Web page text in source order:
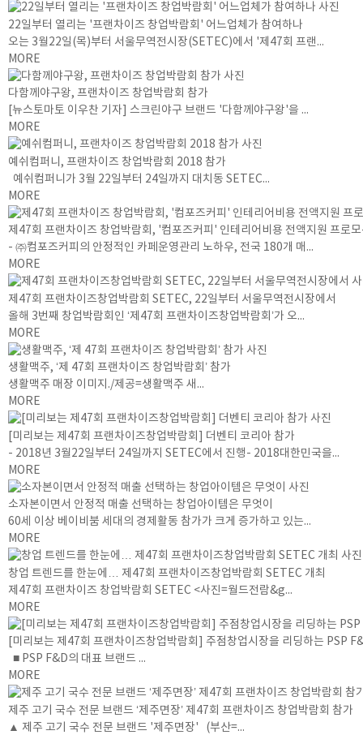
22일부터 열리는 '프랜차이즈 창업박람회' 어느업체가 참여하나
오는 3월22일(목)부터 서울무역전시장(SETEC)에서 '제47회 프랜...
MORE
다함께야구왕, 프랜차이즈 창업박람회 참가
[뉴스토마토 이우찬 기자] 스크린야구 브랜드 '다함께야구왕'을 ...
MORE
예쉬컴퍼니, 프랜차이즈 창업박람회 2018 참가
예쉬컴퍼니가 3월 22일부터 24일까지 대치동 SETEC...
MORE
제47회 프랜차이즈 창업박람회, '컴포즈커피' 인테리어비용 전액지원 프로
- ㈜컴포즈커피의 안정적인 카페운영관리 노하우, 전국 180개 매...
MORE
제47회 프랜차이즈창업박람회 SETEC, 22일부터 서울무역전시장에서
올해 3번째 창업박람회인 ‘제47회 프랜차이즈창업박람회’가 오...
MORE
생활맥주, ‘제 47회 프랜차이즈 창업박람회’ 참가
생활맥주 매장 이미지./제공=생활맥주 새...
MORE
[미리보는 제47회 프랜차이즈창업박람회] 더벤티 코리아 참가
- 2018년 3월22일부터 24일까지 SETEC에서 진행- 2018대한민국을...
MORE
소자본이면서 안정적 매출 선택하는 창업아이템은 무엇이
60세 이상 베이비붐 세대의 경제활동 참가가 크게 증가하고 있는...
MORE
창업 트렌드를 한눈에… 제47회 프랜차이즈창업박람회 SETEC 개최
제47회 프랜차이즈 창업박람회 SETEC <사진=월드전람&g...
MORE
[미리보는 제47회 프랜차이즈창업박람회] 주점창업시장을 리딩하는 PSP
■ PSP F&D의 대표 브랜드 ...
MORE
제주 고기 국수 전문 브랜드 ‘제주면장’ 제47회 프랜차이즈 창업박람회 참가
▲ 제주 고기 국수 전문 브랜드 '제주면장' (부산=...